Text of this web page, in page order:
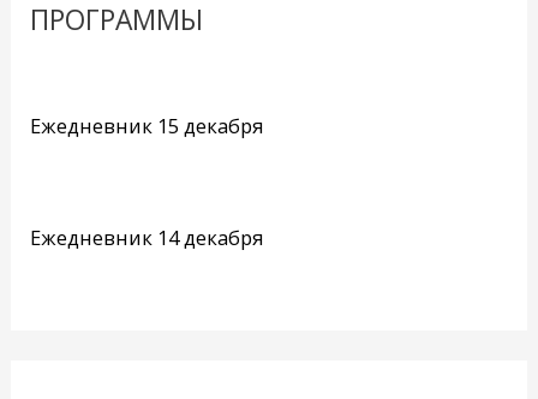
ПРОГРАММЫ
Ежедневник 15 декабря
Ежедневник 14 декабря